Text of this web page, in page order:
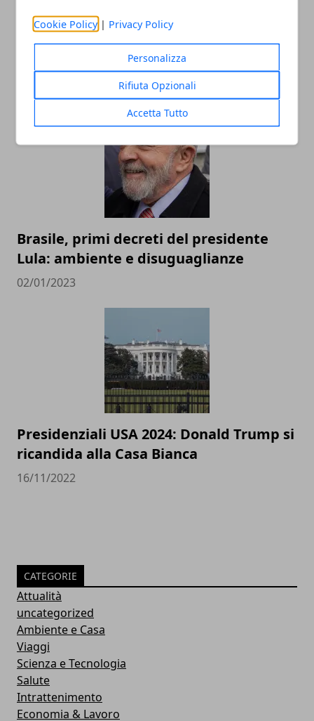
Cookie Policy | Privacy Policy
Personalizza
Rifiuta Opzionali
Accetta Tutto
Brasile: Corte Suprema indaga
Bolsonaro per tentato golpe
Brasile, primi decreti del presidente
Lula: ambiente e disuguaglianze
02/01/2023
Presidenziali USA 2024: Donald Trump si
ricandida alla Casa Bianca
16/11/2022
CATEGORIE
Attualità
uncategorized
Ambiente e Casa
Viaggi
Scienza e Tecnologia
Salute
Intrattenimento
Economia & Lavoro